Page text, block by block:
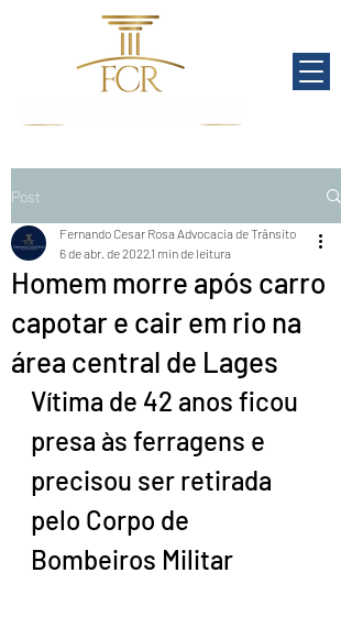
Post
Homem morre após carro
capotar e cair em rio na
área central de Lages
Fernando Cesar Rosa Advocacia de Trânsito
6 de abr. de 20221 min de leitura
Vítima de 42 anos ficou
presa às ferragens e
precisou ser retirada
pelo Corpo de
Bombeiros Militar